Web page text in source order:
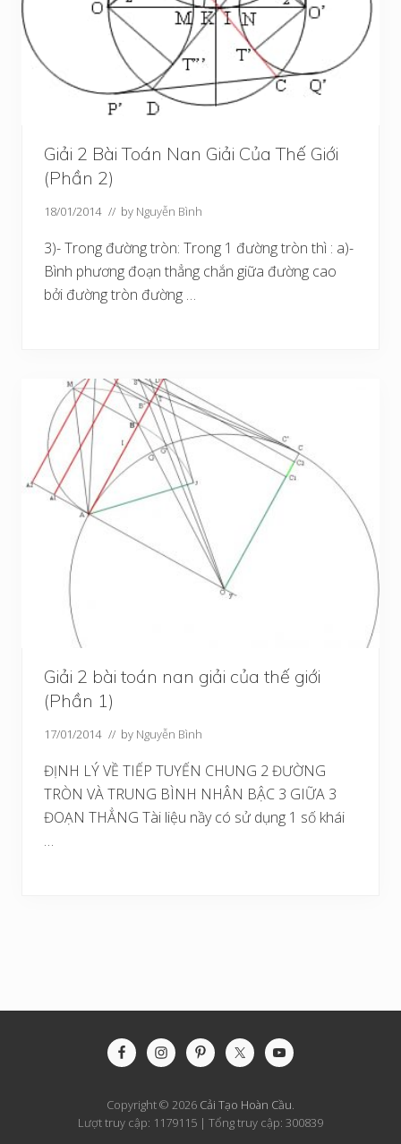
Giải 2 Bài Toán Nan Giải Của Thế Giới
(Phần 2)
18/01/2014 // by Nguyễn Bình
3)- Trong đường tròn: Trong 1 đường tròn thì : a)-
Bình phương đoạn thẳng chắn giữa đường cao
bởi đường tròn đường …
Giải 2 bài toán nan giải của thế giới
(Phần 1)
17/01/2014 // by Nguyễn Bình
ĐỊNH LÝ VỀ TIẾP TUYẾN CHUNG 2 ĐƯỜNG
TRÒN VÀ TRUNG BÌNH NHÂN BẬC 3 GIỮA 3
ĐOẠN THẲNG Tài liệu nầy có sử dụng 1 số khái
…
Copyright © 2026 Cải Tạo Hoàn Cầu.
Lượt truy cập: 1179115 | Tổng truy cập: 300839